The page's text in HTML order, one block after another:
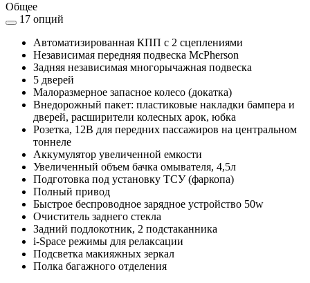
Общее
17 опций
Автоматизированная КПП с 2 сцеплениями
Независимая передняя подвеска McPherson
Задняя независимая многорычажная подвеска
5 дверей
Малоразмерное запасное колесо (докатка)
Внедорожный пакет: пластиковые накладки бампера и
дверей, расширители колесных арок, юбка
Розетка, 12В для передних пассажиров на центральном
тоннеле
Аккумулятор увеличенной емкости
Увеличенный объем бачка омывателя, 4,5л
Подготовка под установку ТСУ (фаркопа)
Полный привод
Быстрое беспроводное зарядное устройство 50w
Очиститель заднего стекла
Задний подлокотник, 2 подстаканника
i-Space pежимы для релаксации
Подсветка макияжных зеркал
Полка багажного отделения